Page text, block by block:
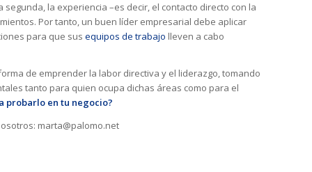
la experiencia –es decir, el contacto directo con la
Por tanto, un buen líder empresarial debe aplicar
para que sus equipos de trabajo lleven a cabo
de emprender la labor directiva y el liderazgo, tomando
tanto para quien ocupa dichas áreas como para el
probarlo en tu negocio?
marta@palomo.net